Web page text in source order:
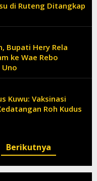
di Ruteng Ditangkap
Bupati Hery Rela
ke Wae Rebo
Kuwu: Vaksinasi
Roh Kudus
Berikutnya